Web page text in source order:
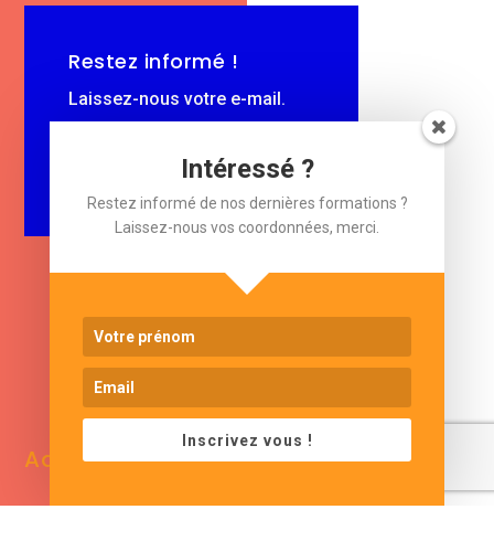
Restez informé !
Laissez-nous votre e-mail.
www.cjformation.com
Adresse
13 bis rue de Baracca
Contacts
contact@cjformation.com
Intéressé ?
Restez informé de nos dernières formations ?
Laissez-nous vos coordonnées, merci.
Inscrivez vous !